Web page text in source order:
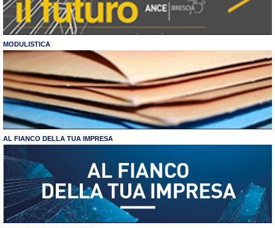
MODULISTICA
AL FIANCO DELLA TUA IMPRESA